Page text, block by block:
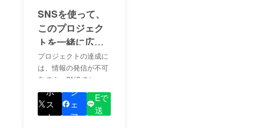
SNSを使って、
このプロジェク
トを一緒に広め
ましょう！
プロジェクトの達成に
は、情報の発信が不可
欠です。SNSでシェア
をして、あなたが応援
しているプロジェクト
の良さを知ってもらい
ポ
ス
ト
シ
ェ
ア
Eで
送